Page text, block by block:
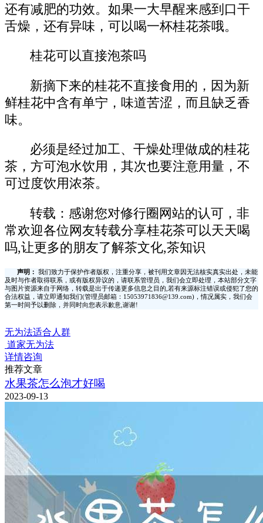
还有减肥的功效。如果一大早醒来感到口干
舌燥，还有异味，可以喝一杯桂花茶哦。
桂花可以直接泡茶吗
新摘下来的桂花不直接食用的，因为新
鲜桂花中含有单宁，味道苦涩，而且缺乏香
味。
必须是经过加工、干燥处理做成的桂花
茶，方可泡水饮用，其次也要注意用量，不
可过度饮用浓茶。
转载：感谢您对修行圈网站的认可，非
常欢迎各位网友转载分享桂花茶可以天天喝
吗,让更多的朋友了解茶文化,茶知识
声明：
我们致力于保护作者版权，注重分享，被刊用文章因无法核实真实出处，未能
及时与作者取得联系，或有版权异议的，请联系管理员，我们会立即处理，本站部分文字
与图片资源来自于网络，转载是出于传递更多信息之目的,若有来源标注错误或侵犯了您的
合法权益，请立即通知我们(管理员邮箱：15053971836@139.com)，情况属实，我们会
第一时间予以删除，并同时向您表示歉意,谢谢!
无为法适合人群
道家无为法
详情咨询
推荐文章
水果茶怎么泡才好喝
2023-09-13